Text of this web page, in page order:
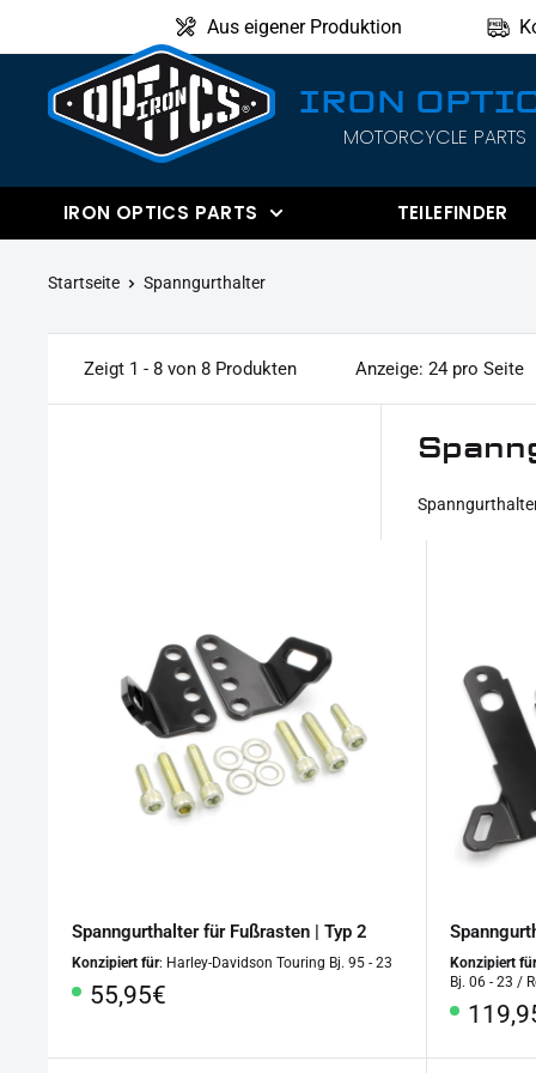
zum
Aus eigener Produktion
IRON
IRON
MOTORCYCLE PARTS
IRON OPTICS PARTS TEILEFINDER
Startseite Spanngurthalter
Zeigt 1 - 8 von 8 Produkten Anzeige: 24 pro Seite
Spanngurthalter für Fußrasten | Typ 2
Konzipiert für: Harley-Davidson Touring Bj. 95 - 23
Sonderpreis
55,95€
Konzipiert für
Bj. 06 - 23 /